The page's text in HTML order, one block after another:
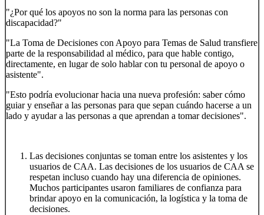
"¿Por qué los apoyos no son la norma para las personas con
discapacidad?"
"La Toma de Decisiones con Apoyo para Temas de Salud transfiere
parte de la responsabilidad al médico, para que hable contigo,
directamente, en lugar de solo hablar con tu personal de apoyo o
asistente".
"Esto podría evolucionar hacia una nueva profesión: saber cómo
guiar y enseñar a las personas para que sepan cuándo hacerse a un
lado y ayudar a las personas a que aprendan a tomar decisiones".
Las decisiones conjuntas se toman entre los asistentes y los
usuarios de CAA. Las decisiones de los usuarios de CAA se
respetan incluso cuando hay una diferencia de opiniones.
Muchos participantes usaron familiares de confianza para
brindar apoyo en la comunicación, la logística y la toma de
decisiones.